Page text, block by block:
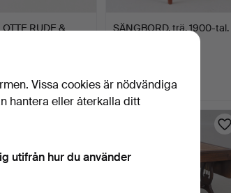
RUDE &
SÄNGBORD, trä, 1900-tal.
32 USD
Vissa cookies är nödvändiga
hantera eller återkalla ditt
utifrån hur du använder